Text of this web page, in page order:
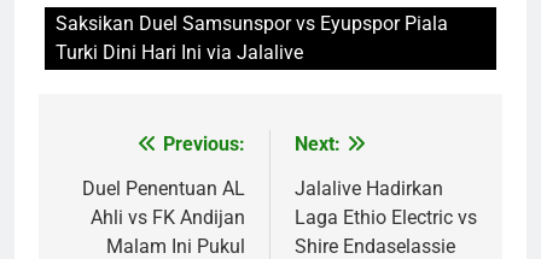
Saksikan Duel Samsunspor vs Eyupspor Piala
Turki Dini Hari Ini via Jalalive
navigation
Previous:
Duel Penentuan AL
Ahli vs FK Andijan
Malam Ini Pukul
Next:
Jalalive Hadirkan
Laga Ethio Electric vs
Shire Endaselassie